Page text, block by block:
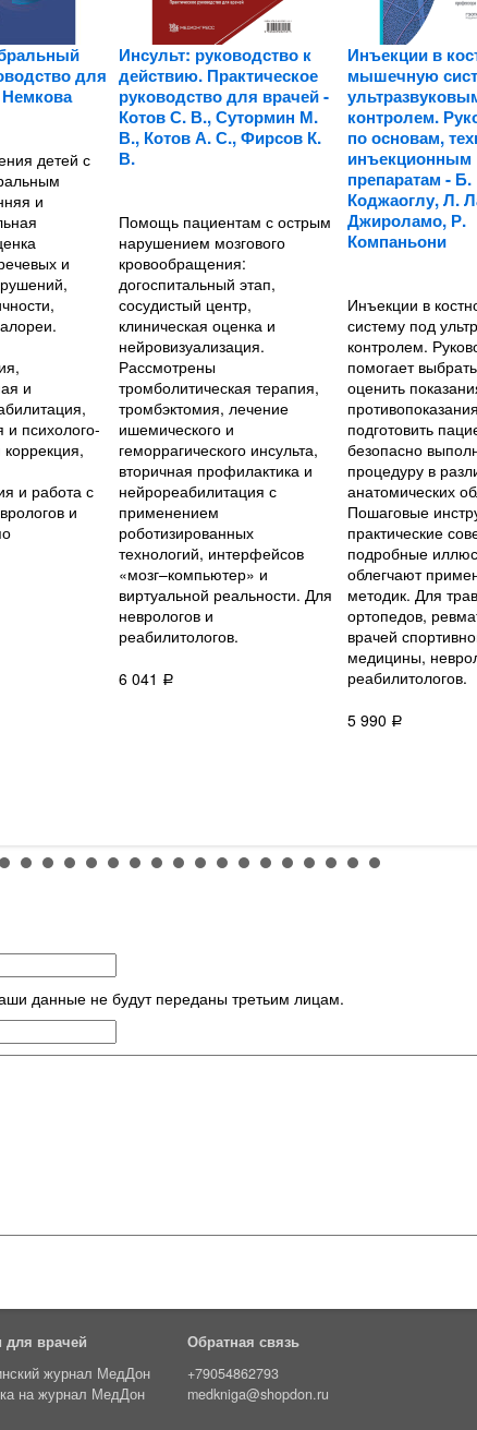
для
детей с
и
и
и
и психолого-
коррекция,
и работа с
и
Инсульт: руководство к
действию. Практическое
руководство для врачей -
Котов С. В., Сутормин М.
В., Котов А. С., Фирсов К.
В.
Помощь пациентам с острым
нарушением мозгового
кровообращения:
догоспитальный этап,
сосудистый центр,
клиническая оценка и
нейровизуализация.
Рассмотрены
тромболитическая терапия,
тромбэктомия, лечение
ишемического и
геморрагического инсульта,
вторичная профилактика и
нейрореабилитация с
применением
роботизированных
технологий, интерфейсов
«мозг–компьютер» и
виртуальной реальности. Для
неврологов и
реабилитологов.
6 041
Р
Инъекции в
мышечную
контролем.
по основам,
инъекционным
препаратам - Б.
Коджаоглу, Л.
Джироламо, Р.
Компаньони
Инъекции в
систему под
контролем.
помогает
оценить
подготовить
безопасно
процедуру в
анатомических
Пошаговые
практические
подробные
облегчают
методик. Для
ортопедов,
врачей
медицины,
реабилитологов.
5 990 Р
данные не будут переданы третьим лицам.
для врачей
журнал МедДон
на журнал МедДон
Обратная связь
+79054862793
medkniga@shopdon.ru